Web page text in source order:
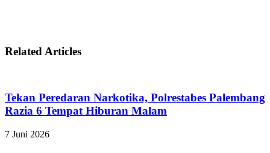
Related Articles
Tekan Peredaran Narkotika, Polrestabes Palembang
Razia 6 Tempat Hiburan Malam
7 Juni 2026